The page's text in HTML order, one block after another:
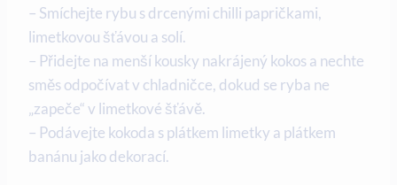
– Smíchejte rybu s drcenými chilli papričkami,
⁢limetkovou šťávou a solí.
– Přidejte na menší kousky nakrájený kokos a nechte
směs odpočívat v chladničce, dokud se ryba ⁤ne
„zapeče“ v limetkové šťávě.
– Podávejte⁤ kokoda s plátkem limetky a plátkem
banánu jako dekorací.